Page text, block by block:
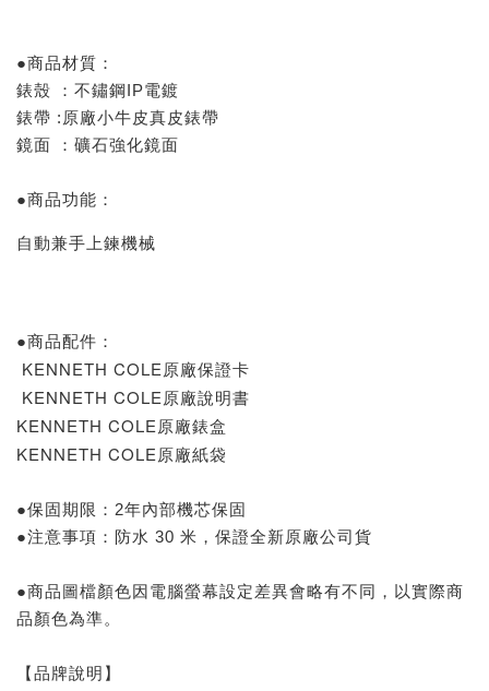
●商品材質：
錶殼 ：不鏽鋼IP電鍍
錶帶 :原廠小牛皮真皮錶帶
鏡面 ：礦石強化鏡面
●商品功能：
自動兼手上鍊機械
●商品配件：
KENNETH COLE原廠保證卡
KENNETH COLE原廠說明書
KENNETH COLE原廠錶盒
KENNETH COLE原廠紙袋
●保固期限：2年內部機芯保固
●注意事項：防水 30 米，保證全新原廠公司貨
●商品圖檔顏色因電腦螢幕設定差異會略有不同，以實際商
品顏色為準。
【品牌說明】